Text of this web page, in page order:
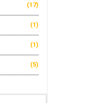
(17)
(1)
(1)
(5)